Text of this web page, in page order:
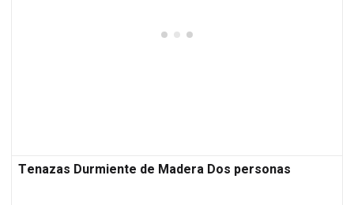
Tenazas Durmiente de Madera Dos personas